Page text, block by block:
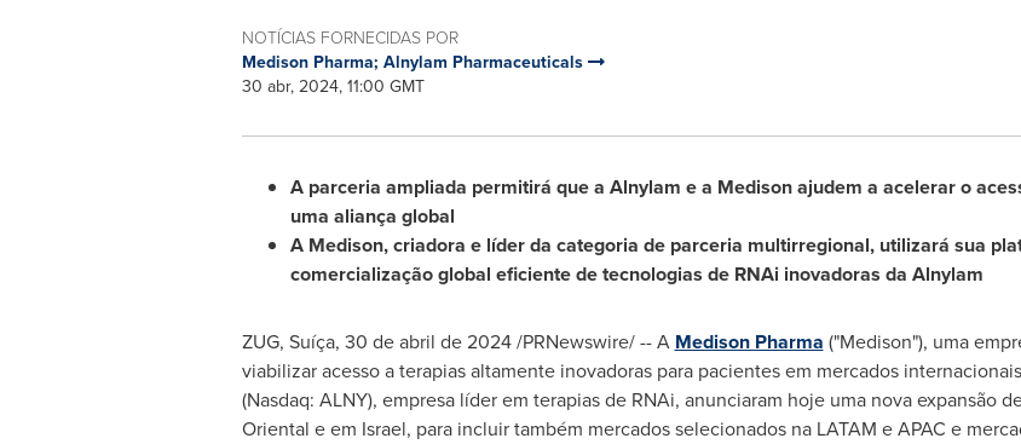
NOTÍCIAS FORNECIDAS POR
Medison Pharma; Alnylam Pharmaceuticals
30 abr, 2024, 11:00 GMT
A parceria ampliada permitirá que a Alnylam e a Medison ajudem a acelerar o
uma aliança global
A Medison, criadora e líder da categoria de parceria multirregional, utilizará sua
comercialização global eficiente de tecnologias de RNAi inovadoras da Alnylam
ZUG, Suíça, 30 de abril de 2024/PRNewswire/ -- A Medison Pharma ("Medison"), uma
viabilizar acesso a terapias altamente inovadoras para pacientes em mercados
(Nasdaq: ALNY), empresa líder em terapias de RNAi, anunciaram hoje uma nova expansão
Oriental e em Israel, para incluir também mercados selecionados na LATAM e APAC e